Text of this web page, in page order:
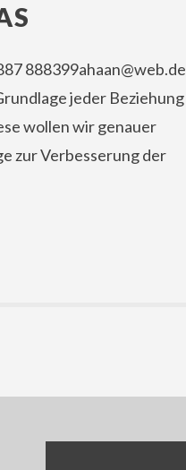
888399ahaan@web.de
jeder Beziehung
wollen wir genauer
zur Verbesserung der